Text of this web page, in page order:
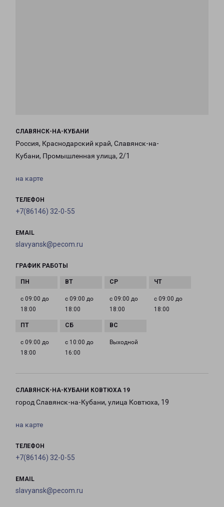
СЛАВЯНСК-НА-КУБАНИ
Россия, Краснодарский край, Славянск-на-
Кубани, Промышленная улица, 2/1
на карте
ТЕЛЕФОН
+7(86146) 32-0-55
EMAIL
slavyansk@pecom.ru
ГРАФИК РАБОТЫ
с 09:00 до
18:00
с 09:00 до
18:00
с 09:00 до
18:00
с 09:00 до
18:00
с 09:00 до
18:00
с 10:00 до
16:00
Выходной
СЛАВЯНСК-НА-КУБАНИ КОВТЮХА 19
город Славянск-на-Кубани, улица Ковтюха, 19
на карте
ТЕЛЕФОН
+7(86146) 32-0-55
EMAIL
slavyansk@pecom.ru